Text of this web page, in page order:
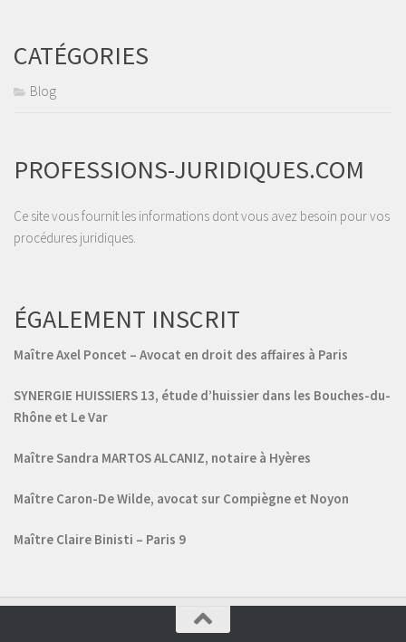
CATÉGORIES
Blog
PROFESSIONS-JURIDIQUES.COM
Ce site vous fournit les informations dont vous avez besoin pour vos
procédures juridiques.
ÉGALEMENT INSCRIT
Maître Axel Poncet – Avocat en droit des affaires à Paris
SYNERGIE HUISSIERS 13, étude d’huissier dans les Bouches-du-
Rhône et Le Var
Maître Sandra MARTOS ALCANIZ, notaire à Hyères
Maître Caron-De Wilde, avocat sur Compiègne et Noyon
Maître Claire Binisti – Paris 9